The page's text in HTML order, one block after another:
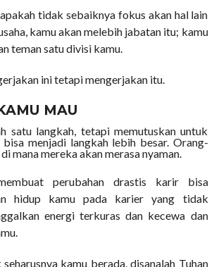
tidak sebaiknya fokus akan hal lain
kamu akan melebih jabatan itu; kamu
teman satu divisi kamu.
ini tetapi mengerjakan itu.
MAU
satu langkah, tetapi memutuskan untuk
menjadi langkah lebih besar. Orang-
mana mereka akan merasa nyaman.
perubahan drastis karir bisa
hidup kamu pada karier yang tidak
energi terkuras dan kecewa dan
kamu berada, disanalah Tuhan